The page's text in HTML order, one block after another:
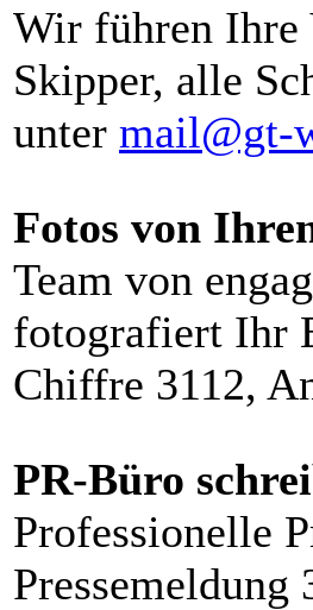
Wir führen Ihre
Skipper, alle
unter mail@gt-
Fotos von
Team von
fotografiert Ihr
Chiffre 3112,
PR-Büro
Professionelle
Pressemeldung